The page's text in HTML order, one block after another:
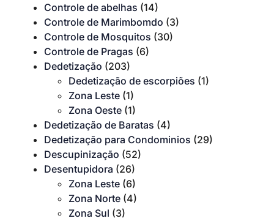
Controle de abelhas (14)
Controle de Marimbomdo (3)
Controle de Mosquitos (30)
Controle de Pragas (6)
Dedetização (203)
Dedetização de escorpiões (1)
Zona Leste (1)
Zona Oeste (1)
Dedetização de Baratas (4)
Dedetização para Condominios (29)
Descupinização (52)
Desentupidora (26)
Zona Leste (6)
Zona Norte (4)
Zona Sul (3)